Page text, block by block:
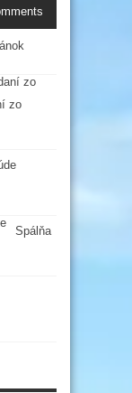
zo
Spálňa